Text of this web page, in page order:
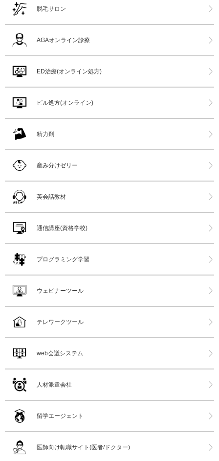
脱毛サロン
AGAオンライン診療
ED治療(オンライン処方)
ピル処方(オンライン)
精力剤
産み分けゼリー
英会話教材
通信講座(資格学校)
プログラミング学習
ウェビナーツール
テレワークツール
web会議システム
人材派遣会社
留学エージェント
医師向け転職サイト(医者/ドクター)